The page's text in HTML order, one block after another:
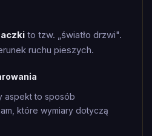
to tzw. „światło drzwi".
ruchu pieszych.
aspekt to sposób
które wymiary dotyczą